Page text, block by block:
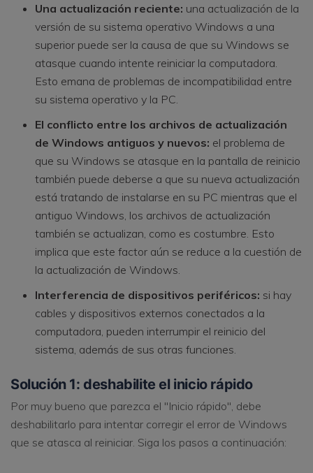
Una actualización reciente: una actualización de la
versión de su sistema operativo Windows a una
superior puede ser la causa de que su Windows se
atasque cuando intente reiniciar la computadora.
Esto emana de problemas de incompatibilidad entre
su sistema operativo y la PC.
El conflicto entre los archivos de actualización
de Windows antiguos y nuevos: el problema de
que su Windows se atasque en la pantalla de reinicio
también puede deberse a que su nueva actualización
está tratando de instalarse en su PC mientras que el
antiguo Windows, los archivos de actualización
también se actualizan, como es costumbre. Esto
implica que este factor aún se reduce a la cuestión de
la actualización de Windows.
Interferencia de dispositivos periféricos: si hay
cables y dispositivos externos conectados a la
computadora, pueden interrumpir el reinicio del
sistema, además de sus otras funciones.
Solución 1: deshabilite el inicio rápido
Por muy bueno que parezca el "Inicio rápido", debe
deshabilitarlo para intentar corregir el error de Windows
que se atasca al reiniciar. Siga los pasos a continuación: